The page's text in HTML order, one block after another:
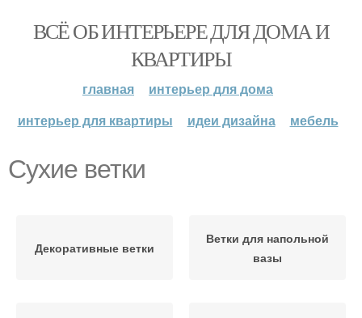
ВСЁ ОБ ИНТЕРЬЕРЕ ДЛЯ ДОМА И
КВАРТИРЫ
главная
интерьер для дома
интерьер для квартиры
идеи дизайна мебель
Сухие ветки
Декоративные ветки
Ветки для напольной
вазы